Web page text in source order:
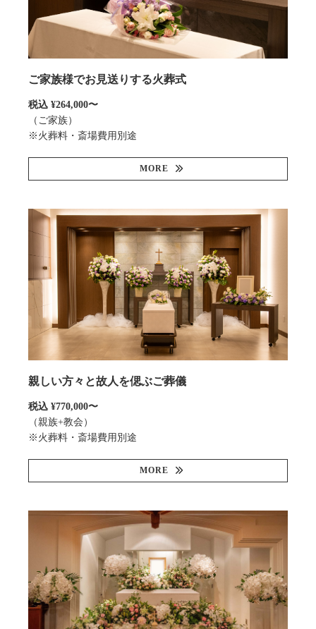
ご家族様でお見送りする火葬式
税込 ¥264,000〜
（ご家族）
※火葬料・斎場費用別途
MORE
親しい方々と故人を偲ぶご葬儀
税込 ¥770,000〜
（親族+教会）
※火葬料・斎場費用別途
MORE